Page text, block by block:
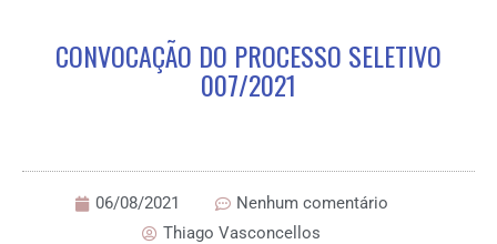
CONVOCAÇÃO DO PROCESSO SELETIVO
007/2021
06/08/2021
Nenhum comentário
Thiago Vasconcellos